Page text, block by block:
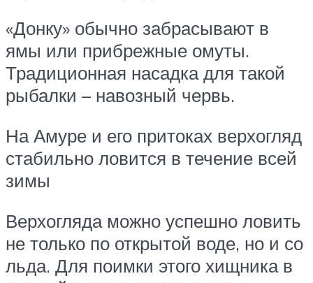
«Донку» обычно забрасывают в
ямы или прибрежные омуты.
Традиционная насадка для такой
рыбалки – навозный червь.
На Амуре и его притоках верхогляд
стабильно ловится в течение всей
зимы
Верхогляда можно успешно ловить
не только по открытой воде, но и со
льда. Для поимки этого хищника в